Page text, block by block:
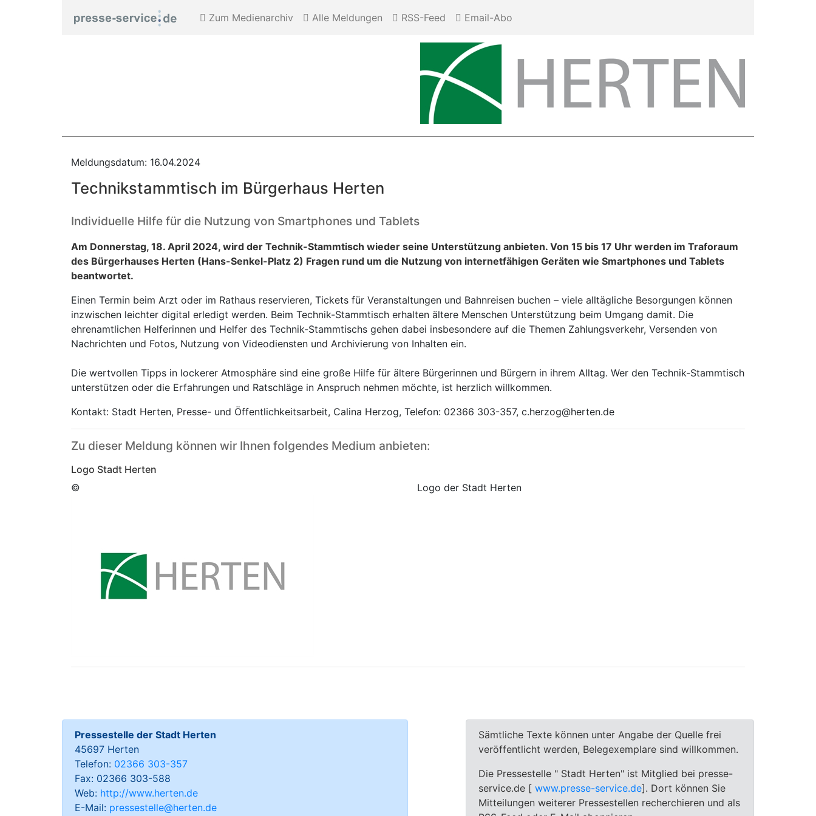
Zum Medienarchiv Alle Meldungen RSS-Feed Email-Abo
Meldungsdatum: 16.04.2024
Technikstammtisch im Bürgerhaus Herten
Individuelle Hilfe für die Nutzung von Smartphones und Tablets
Am Donnerstag, 18. April 2024, wird der Technik-Stammtisch wieder seine Unterstützung anbieten. Von 15 bis 17 Uhr werden im Traforaum
des Bürgerhauses Herten (Hans-Senkel-Platz 2) Fragen rund um die Nutzung von internetfähigen Geräten wie Smartphones und Tablets
beantwortet.
Einen Termin beim Arzt oder im Rathaus reservieren, Tickets für Veranstaltungen und Bahnreisen buchen – viele alltägliche Besorgungen können
inzwischen leichter digital erledigt werden. Beim Technik-Stammtisch erhalten ältere Menschen Unterstützung beim Umgang damit. Die
ehrenamtlichen Helferinnen und Helfer des Technik-Stammtischs gehen dabei insbesondere auf die Themen Zahlungsverkehr, Versenden von
Nachrichten und Fotos, Nutzung von Videodiensten und Archivierung von Inhalten ein.
Die wertvollen Tipps in lockerer Atmosphäre sind eine große Hilfe für ältere Bürgerinnen und Bürgern in ihrem Alltag. Wer den Technik-Stammtisch
unterstützen oder die Erfahrungen und Ratschläge in Anspruch nehmen möchte, ist herzlich willkommen.
Kontakt: Stadt Herten, Presse- und Öffentlichkeitsarbeit, Calina Herzog, Telefon: 02366 303-357, c.herzog@herten.de
Zu dieser Meldung können wir Ihnen folgendes Medium anbieten:
Logo Stadt Herten
©
Logo der Stadt Herten
Pressestelle der Stadt Herten
45697 Herten
Telefon: 02366 303-357
Fax: 02366 303-588
Web: http://www.herten.de
E-Mail: pressestelle@herten.de
Sämtliche Texte können unter Angabe der Quelle frei
veröffentlicht werden, Belegexemplare sind willkommen.
Die Pressestelle " Stadt Herten" ist Mitglied bei presse-
service.de [ www.presse-service.de]. Dort können Sie
Mitteilungen weiterer Pressestellen recherchieren und als